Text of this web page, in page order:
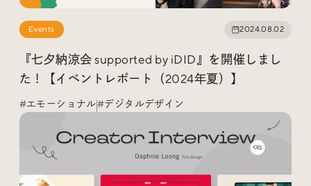
Events 2024.08.02
『七夕納涼会 supported by iDID』を開催しまし
た！【イベントレポート（2024年夏）】
#エモーショナル#デジタルデザイン